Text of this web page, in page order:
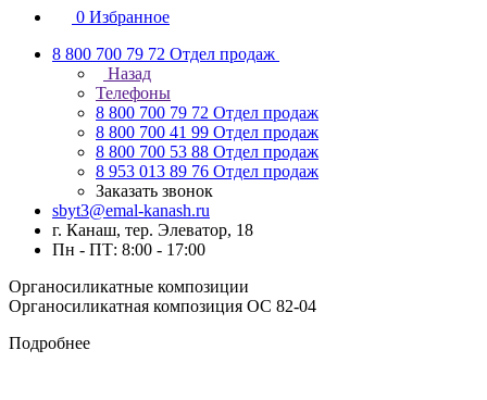
0 Избранное
8 800 700 79 72 Отдел продаж
Назад
Телефоны
8 800 700 79 72 Отдел продаж
8 800 700 41 99 Отдел продаж
8 800 700 53 88 Отдел продаж
8 953 013 89 76 Отдел продаж
Заказать звонок
sbyt3@emal-kanash.ru
г. Канаш, тер. Элеватор, 18
Пн - ПТ: 8:00 - 17:00
Органосиликатные композиции
Органосиликатная композиция ОС 82-04
Подробнее